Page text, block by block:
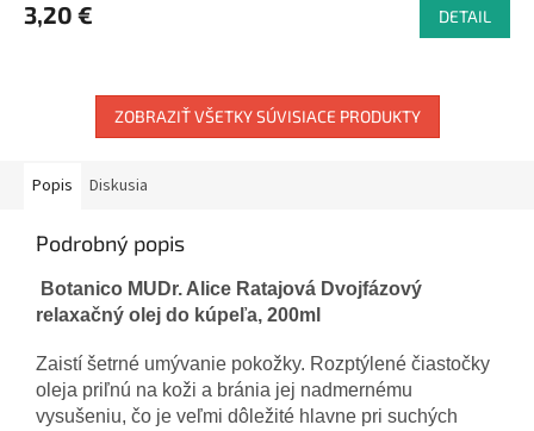
3,20 € DETAIL
ZOBRAZIŤ VŠETKY SÚVISIACE PRODUKTY
Popis Diskusia
Podrobný popis
Botanico MUDr. Alice Ratajová Dvojfázový
relaxačný olej do kúpeľa, 200ml
Zaistí šetrné umývanie pokožky. Rozptýlené čiastočky
oleja priľnú na koži a bránia jej nadmernému
vysušeniu, čo je veľmi dôležité hlavne pri suchých